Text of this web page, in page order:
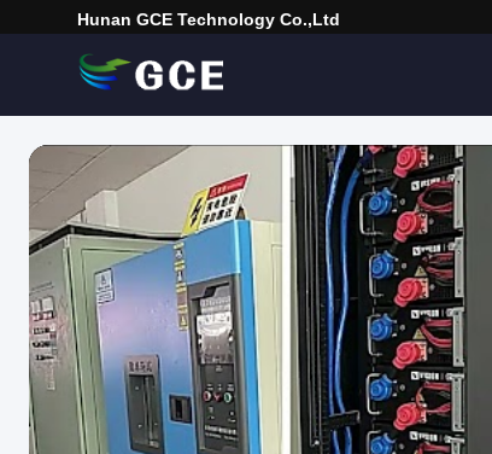
Hunan GCE Technology Co.,Ltd